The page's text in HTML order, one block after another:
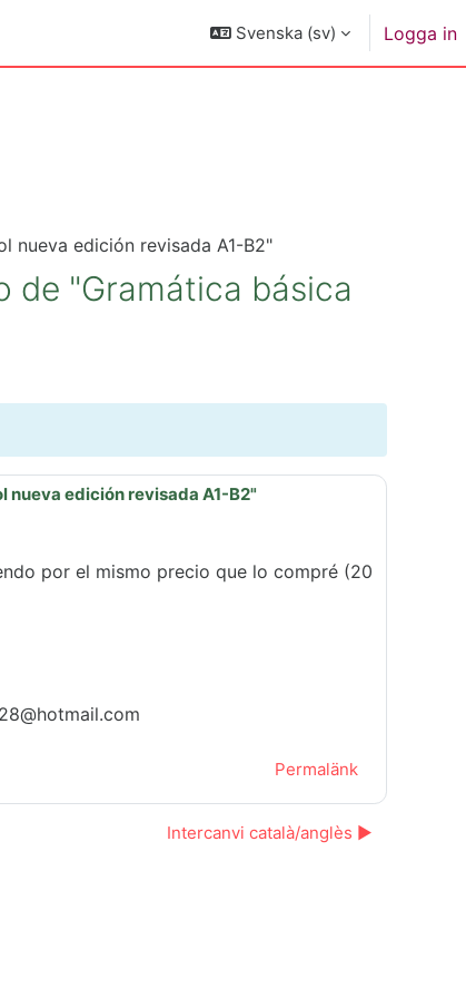
Svenska ‎(sv)‎ Logga in
nueva edición revisada A1-B2"
de "Gramática básica
nueva edición revisada A1-B2"
por el mismo precio que lo compré (20
Permalänk
Intercanvi català/anglès ▶︎